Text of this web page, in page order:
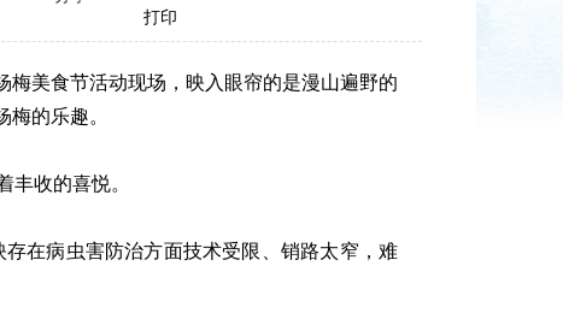
打印
美食节活动现场，映入眼帘的是漫山遍野的
的乐趣。
收的喜悦。
在病虫害防治方面技术受限、销路太窄，难